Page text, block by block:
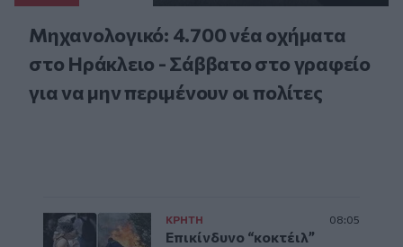
Μηχανολογικό: 4.700 νέα οχήματα
στο Ηράκλειο - Σάββατο στο γραφείο
για να μην περιμένουν οι πολίτες
ΚΡΗΤΗ 08:05
Επικίνδυνο “κοκτέιλ”